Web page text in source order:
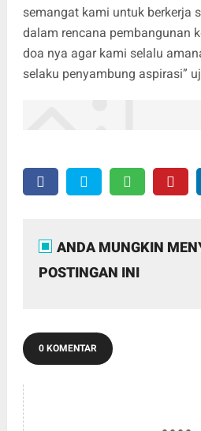
semangat kami untuk berkerja
dalam rencana pembangunan
doa nya agar kami selalu
selaku penyambung aspirasi”
ANDA MUNGKIN
POSTINGAN INI
0 KOMENTAR